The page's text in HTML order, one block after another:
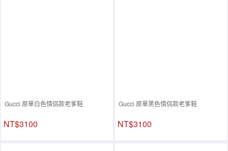
Gucci 原單白色情侶款老爹鞋
NT$3100
Gucci 原單黑色情侶款老爹鞋
NT$3100